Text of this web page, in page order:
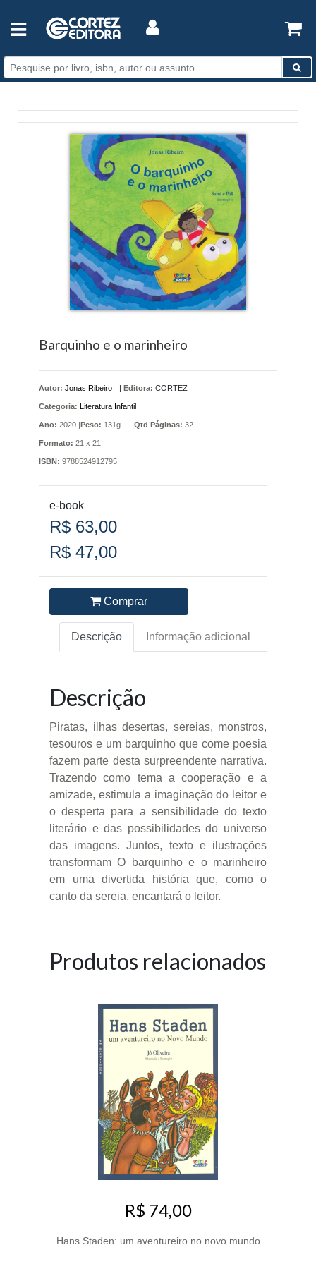
Barquinho e o marinheiro
Autor: Jonas Ribeiro Editora: CORTEZ
Categoria: Literatura Infantil
Ano: 2020 | Peso: 131g. | Qtd Páginas: 32
Formato: 21 x 21
ISBN: 9788524912795
e-book
R$ 63,00
R$ 47,00
Comprar
Descrição Informação adicional
Descrição
Piratas, ilhas desertas, sereias, monstros,
tesouros e um barquinho que come poesia
fazem parte desta surpreendente narrativa.
Trazendo como tema a cooperação e a
amizade, estimula a imaginação do leitor e
o desperta para a sensibilidade do texto
literário e das possibilidades do universo
das imagens. Juntos, texto e ilustrações
transformam O barquinho e o marinheiro
em uma divertida história que, como o
canto da sereia, encantará o leitor.
Produtos relacionados
R$ 74,00
Hans Staden: um aventureiro no novo mundo